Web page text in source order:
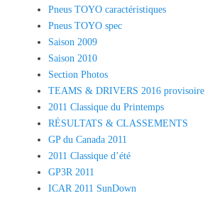
Pneus TOYO caractéristiques
Pneus TOYO spec
Saison 2009
Saison 2010
Section Photos
TEAMS & DRIVERS 2016 provisoire
2011 Classique du Printemps
RÉSULTATS & CLASSEMENTS
GP du Canada 2011
2011 Classique d’été
GP3R 2011
ICAR 2011 SunDown